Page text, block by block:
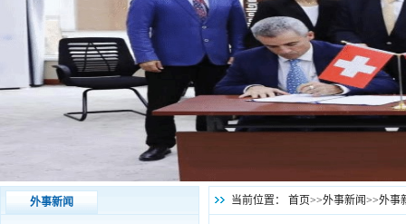
外事新闻 当前位置： 首页>>外事新闻>>外事